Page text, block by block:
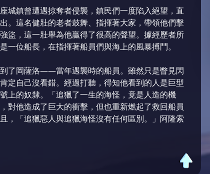
城鎮曾遭遇掠奪者侵襲，鎮民們一度陷入絕望，直
。這名健壯的老者鼓舞、指揮著大家，帶領他們擊
盜，這一壯舉為他贏得了很高的聲望。據經歷者所
一位船長，在指揮著船員們與海上的風暴搏鬥。
了岡薩洛——當年遇襲時的船員。雖然只是瞥見閃
定自己沒看錯。經過打聽，得知他看到的人是巨型
上的奴隸。「追獵了一生的海怪，竟是人造的機
對他造成了巨大的衝擊，但也重新燃起了救回船員
，「追獵惡人與追獵海怪沒有任何區別。」阿隆索